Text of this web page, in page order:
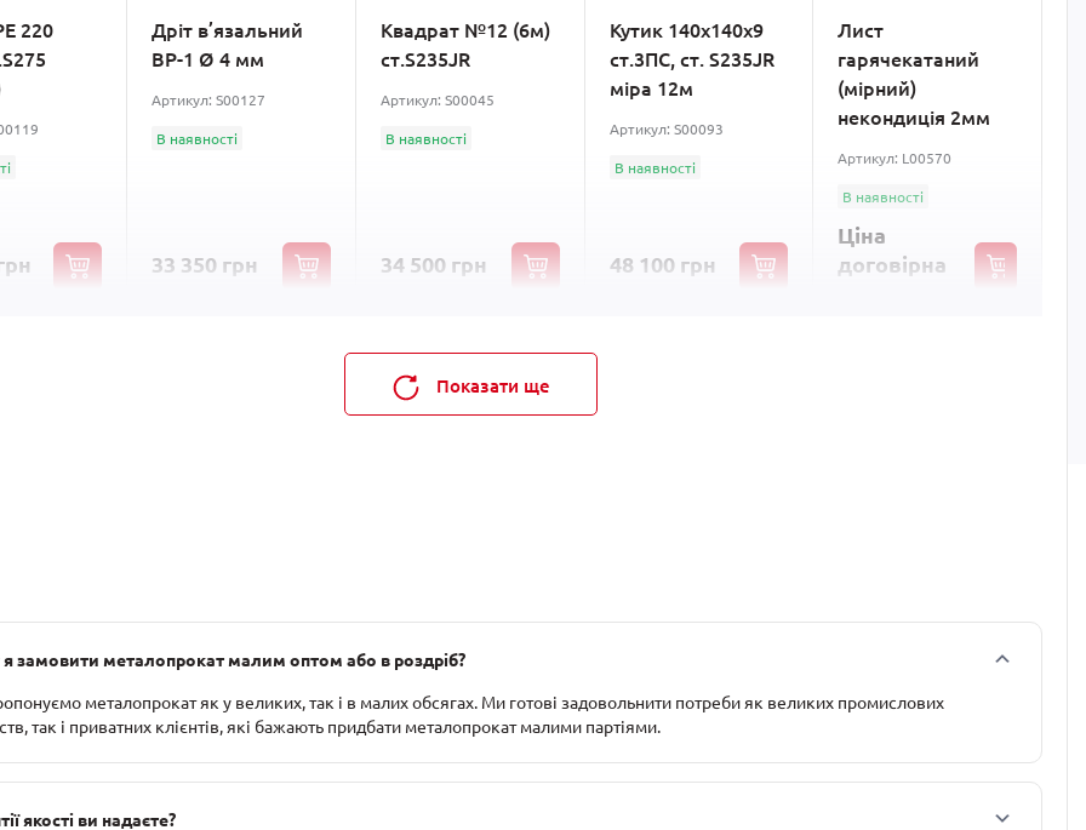
220
Дріт в’язальний
ВР-1 Ø 4 мм
Артикул: S00127
В наявності
33 350 грн
Квадрат №12 (6м)
ст.S235JR
Артикул: S00045
В наявності
34 500 грн
Кутик 140х140х9
ст.3ПС, ст. S235JR
міра 12м
Артикул: S00093
В наявності
48 100 грн
Лист
гарячекатаний
(мірний)
некондиція 2мм
Артикул: L00570
В наявності
Ціна
договірна
Показати ще
замовити металопрокат малим оптом або в роздріб?
металопрокат як у великих, так і в малих обсягах. Ми готові задовольнити потреби як великих промислових
так і приватних клієнтів, які бажають придбати металопрокат малими партіями.
якості ви надаєте?